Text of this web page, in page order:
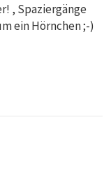
, Spaziergänge
ein Hörnchen ;-)